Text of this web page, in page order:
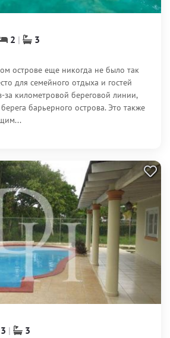
2
3
острове еще никогда не было так
для семейного отдыха и гостей
за километровой береговой линии,
барьерного острова. Это также
3
3